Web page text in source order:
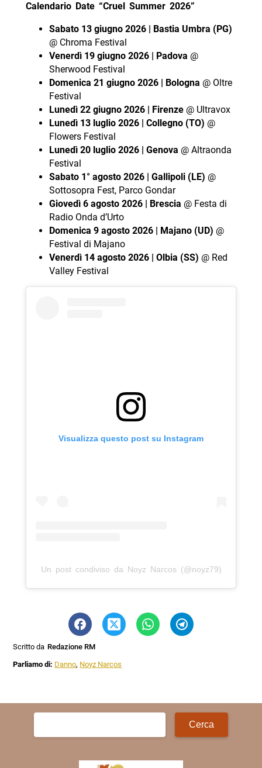
Calendario Date “Cruel Summer 2026”
Sabato 13 giugno 2026 | Bastia Umbra (PG)
@ Chroma Festival
Venerdì 19 giugno 2026 | Padova @
Sherwood Festival
Domenica 21 giugno 2026 | Bologna @ Oltre
Festival
Lunedì 22 giugno 2026 | Firenze @ Ultravox
Lunedì 13 luglio 2026 | Collegno (TO) @
Flowers Festival
Lunedì 20 luglio 2026 | Genova @ Altraonda
Festival
Sabato 1° agosto 2026 | Gallipoli (LE) @
Sottosopra Fest, Parco Gondar
Giovedì 6 agosto 2026 | Brescia @ Festa di
Radio Onda d’Urto
Domenica 9 agosto 2026 | Majano (UD) @
Festival di Majano
Venerdì 14 agosto 2026 | Olbia (SS) @ Red
Valley Festival
Visualizza questo post su Instagram
Un post condiviso da Noyz Narcos (@noyz79)
Scritto da Redazione RM
Parliamo di: Danno, Noyz Narcos
Ricerca